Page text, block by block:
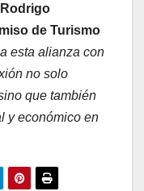
Rodrigo
de Turismo
esta alianza con
no solo
que también
y económico en